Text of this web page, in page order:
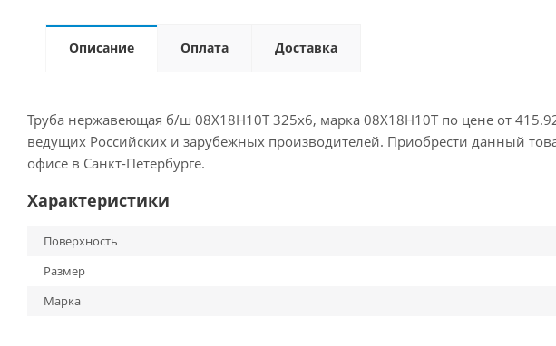
Описание Оплата Доставка
Труба нержавеющая б/ш 08Х18Н10Т 325х6, марка 08Х18Н10Т по цене от
ведущих Российских и зарубежных производителей. Приобрести данный
офисе в Санкт-Петербурге.
Характеристики
Поверхность
Размер
Марка